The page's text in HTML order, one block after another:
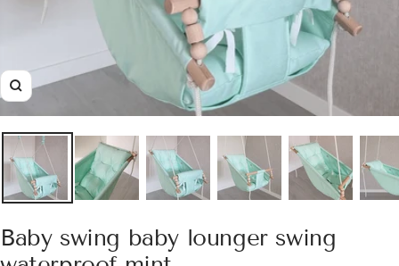
Zoom
Baby swing baby lounger swing